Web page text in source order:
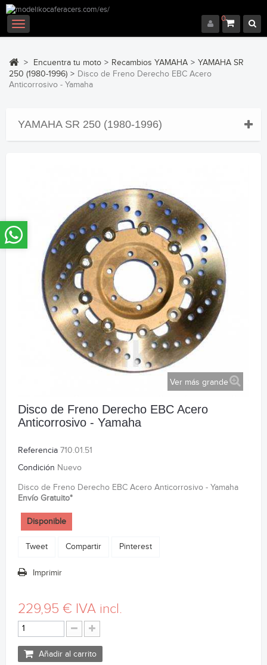
0
Navegación
Toggle
> Encuentra tu moto > Recambios YAMAHA > YAMAHA SR
250 (1980-1996) > Disco de Freno Derecho EBC Acero
Anticorrosivo - Yamaha
YAMAHA SR 250 (1980-1996)
Ver más grande
Disco de Freno Derecho EBC Acero
Anticorrosivo - Yamaha
Referencia 710.01.51
Condición Nuevo
Disco de Freno Derecho EBC Acero Anticorrosivo - Yamaha
Envío Gratuito*
Disponible
Tweet Compartir Pinterest
Imprimir
229,95 € IVA incl.
Añadir al carrito